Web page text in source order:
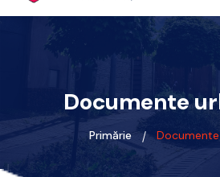
Documente
Primărie